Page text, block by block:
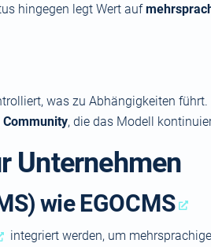
hingegen legt Wert auf
was zu Abhängigkeiten führt.
, die das Modell
Unternehmen
wie EGOCMS
integriert werden, um